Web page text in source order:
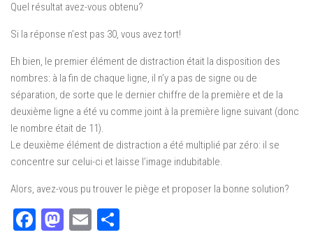
Quel résultat avez-vous obtenu?
Si la réponse n’est pas 30, vous avez tort!
Eh bien, le premier élément de distraction était la disposition des
nombres: à la fin de chaque ligne, il n’y a pas de signe ou de
séparation, de sorte que le dernier chiffre de la première et de la
deuxième ligne a été vu comme joint à la première ligne suivant (donc
le nombre était de 11).
Le deuxième élément de distraction a été multiplié par zéro: il se
concentre sur celui-ci et laisse l’image indubitable.
Alors, avez-vous pu trouver le piège et proposer la bonne solution?
Facebook
Mastodon
Email